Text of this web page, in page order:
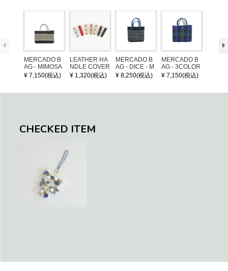
MERCADO B
AG - MIMOSA
- Black / Crea
¥ 7,150(税込)
LEATHER HA
NDLE COVER
¥ 1,320(税込)
MERCADO B
AG - DICE - M
OSAIC - Black
¥ 8,250(税込)
MERCADO B
AG - 3COLOR
S CHECK - Bl
¥ 7,150(税込)
CHECKED ITEM